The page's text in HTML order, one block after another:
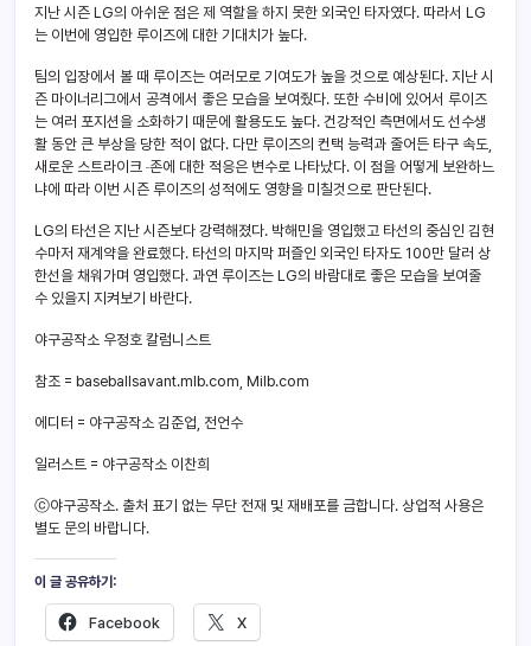
지난 시즌 LG의 아쉬운 점은 제 역할을 하지 못한 외국인 타자였다. 따라서 LG
는 이번에 영입한 루이즈에 대한 기대치가 높다.
팀의 입장에서 볼 때 루이즈는 여러모로 기여도가 높을 것으로 예상된다. 지난 시
즌 마이너리그에서 공격에서 좋은 모습을 보여줬다. 또한 수비에 있어서 루이즈
는 여러 포지션을 소화하기 때문에 활용도도 높다. 건강적인 측면에서도 선수생
활 동안 큰 부상을 당한 적이 없다. 다만 루이즈의 컨택 능력과 줄어든 타구 속도,
새로운 스트라이크 존에 대한 적응은 변수로 나타났다. 이 점을 어떻게 보완하느
냐에 따라 이번 시즌 루이즈의 성적에도 영향을 미칠것으로 판단된다.
LG의 타선은 지난 시즌보다 강력해졌다. 박해민을 영입했고 타선의 중심인 김현
수마저 재계약을 완료했다. 타선의 마지막 퍼즐인 외국인 타자도 100만 달러 상
한선을 채워가며 영입했다. 과연 루이즈는 LG의 바람대로 좋은 모습을 보여줄
수 있을지 지켜보기 바란다.
야구공작소 우정호 칼럼니스트
참조 = baseballsavant.mlb.com, Milb.com
에디터 = 야구공작소 김준업, 전언수
일러스트 = 야구공작소 이찬희
ⓒ야구공작소. 출처 표기 없는 무단 전재 및 재배포를 금합니다. 상업적 사용은
별도 문의 바랍니다.
이 글 공유하기:
Facebook X